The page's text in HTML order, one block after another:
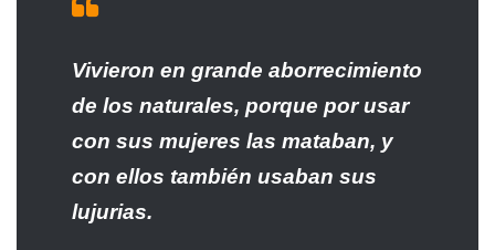
Vivieron en grande aborrecimiento
de los naturales, porque por usar
con sus mujeres las mataban, y
con ellos también usaban sus
lujurias.